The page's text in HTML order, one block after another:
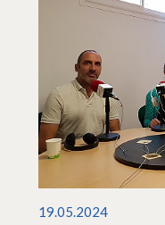
19.05.2024